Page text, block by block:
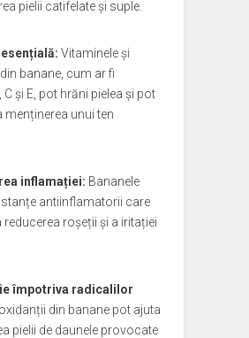
pielii catifelate și suple.
Vitaminele și
banane, cum ar fi
și E, pot hrăni pielea și pot
menținerea unui ten
inflamației: Bananele
antiinflamatorii care
reducerea roșeții și a iritației
împotriva radicalilor
din banane pot ajuta
pielii de daunele provocate